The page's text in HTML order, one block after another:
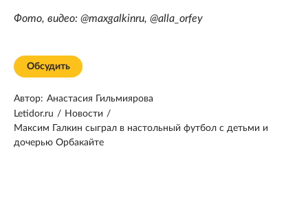
Фото, видео: @maxgalkinru, @alla_orfey
Обсудить
Автор: Анастасия Гильмиярова
Letidor.ru / Новости /
Максим Галкин сыграл в настольный футбол с детьми и
дочерью Орбакайте